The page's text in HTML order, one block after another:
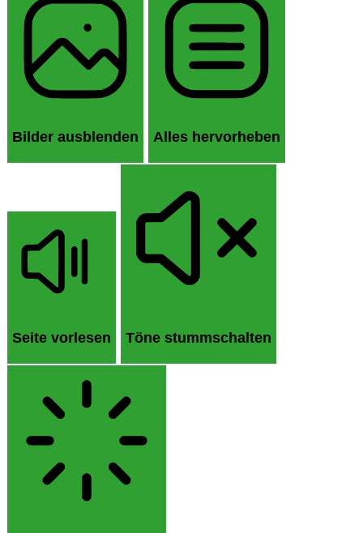
Bilder ausblenden Alles hervorheben
Seite vorlesen Töne stummschalten